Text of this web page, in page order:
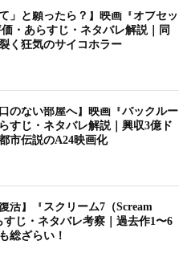
」と願ったら？】映画『オブセッ
・あらすじ・ネタバレ解説｜同
く狂気のサイコホラー
のない部屋へ】映画『バックルー
すじ・ネタバレ解説｜興収3億ド
市伝説のA24映画化
活】『スクリーム7（Scream
すじ・ネタバレ考察｜過去作1〜6
総ざらい！